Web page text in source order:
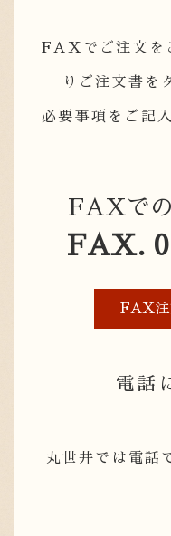
FAXでご注文を
りご注文書を
必要事項をご記
FAXでの
FAX.
FAX注
電話
丸世井では電話